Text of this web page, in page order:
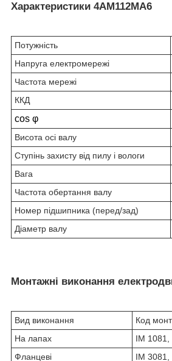
Характеристики 4АМ112МА6
Потужність
Напруга електромережі
Частота мережі
ККД
cos φ
Висота осі валу
Ступінь захисту від пилу і вологи
Вага
Частота обертання валу
Номер підшипника (перед/зад)
Діаметр валу
Монтажні виконання
Вид виконання
Код
На лапах
IM 1081,
Фланцеві
IM 3081,